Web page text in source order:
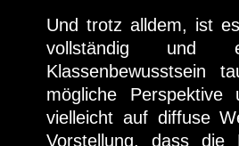
Und trotz alldem, ist
vollständig und
Klassenbewusstsein
mögliche
vielleicht auf diffuse
Vorstellung, dass die